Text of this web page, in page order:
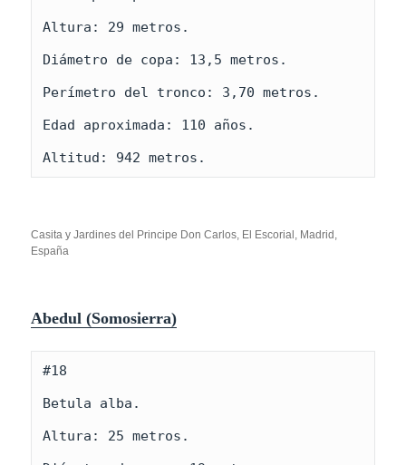
Altura: 29 metros.
Diámetro de copa: 13,5 metros.
Perímetro del tronco: 3,70 metros.
Edad aproximada: 110 años.
Altitud: 942 metros.
Casita y Jardines del Principe Don Carlos, El Escorial, Madrid,
España
Abedul (Somosierra)
#18
Betula alba.
Altura: 25 metros.